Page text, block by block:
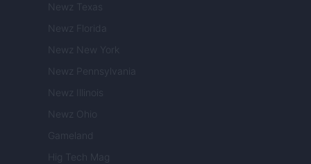
Newz Texas
Newz Florida
Newz New York
Newz Pennsylvania
Newz Illinois
Newz Ohio
Gameland
Hig Tech Mag